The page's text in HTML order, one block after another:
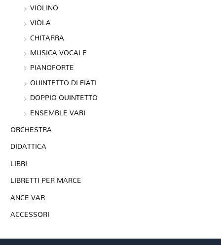
VIOLINO
VIOLA
CHITARRA
MUSICA VOCALE
PIANOFORTE
QUINTETTO DI FIATI
DOPPIO QUINTETTO
ENSEMBLE VARI
ORCHESTRA
DIDATTICA
LIBRI
LIBRETTI PER MARCE
ANCE VAR
ACCESSORI